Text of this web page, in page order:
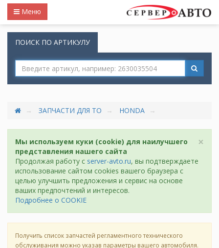
Меню
ПОИСК ПО АРТИКУЛУ
ЗАПЧАСТИ ДЛЯ ТО HONDA
×
Мы используем куки (cookie) для наилучшего
представления нашего сайта
Продолжая работу с server-avto.ru, вы подтверждаете
использование сайтом cookies вашего браузера с
целью улучшить предложения и сервис на основе
ваших предпочтений и интересов.
Подробнее о COOKIE
Получить список запчастей регламентного технического
обслуживания можно указав параметры вашего автомобиля.